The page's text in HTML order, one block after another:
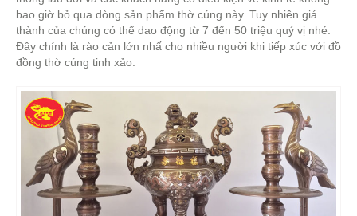
bao giờ bỏ qua dòng sản phẩm thờ cúng này. Tuy nhiên giá
thành của chúng có thể dao động từ 7 đến 50 triệu quý vị nhé.
Đây chính là rào cản lớn nhấ cho nhiều người khi tiếp xúc với đồ
đồng thờ cúng tinh xảo.